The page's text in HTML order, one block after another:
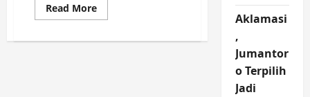
Read MoreRead
more
Bakesbangpol
Aklamasi
,
Jumantor
o Terpilih
Jadi